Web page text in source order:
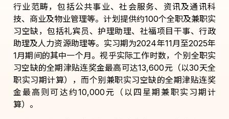
行业范畴，包括公共事业、社会服务、资讯及通讯科
技、商业及物业管理等。计划提供约100个全职及兼职实
习空缺，包括礼宾员、护理助理、社福项目干事、行政
助理及人力资源助理等。实习期为2024年11月至2025年
1月期间的其中一个月。视乎实际工作时数，个别全职实
习空缺的全期津贴连奖金最高可达13,600元（以30天全
职实习期计算），而个别兼职实习空缺的全期津贴连奖
金最高则可达约10,000 元（以四星期兼职实习期计
算）。